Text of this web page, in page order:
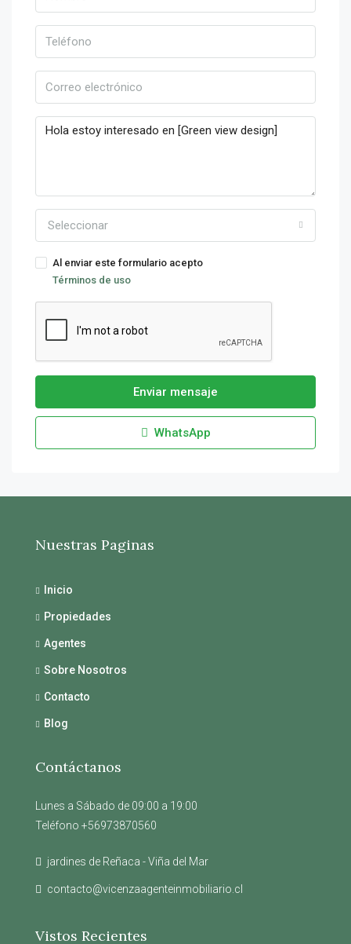
Seleccionar
Al enviar este formulario acepto
Términos de uso
Enviar mensaje
WhatsApp
Nuestras Paginas
Inicio
Propiedades
Agentes
Sobre Nosotros
Contacto
Blog
Contáctanos
Lunes a Sábado de 09:00 a 19:00
Teléfono +56973870560
jardines de Reñaca - Viña del Mar
contacto@vicenzaagenteinmobiliario.cl
Vistos Recientes